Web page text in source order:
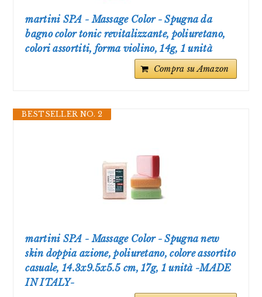
martini SPA - Massage Color - Spugna da
bagno color tonic revitalizzante, poliuretano,
colori assortiti, forma violino, 14g, 1 unità
Compra su Amazon
BESTSELLER NO. 2
martini SPA - Massage Color - Spugna new
skin doppia azione, poliuretano, colore assortito
casuale, 14.3x9.5x5.5 cm, 17g, 1 unità -MADE
IN ITALY-